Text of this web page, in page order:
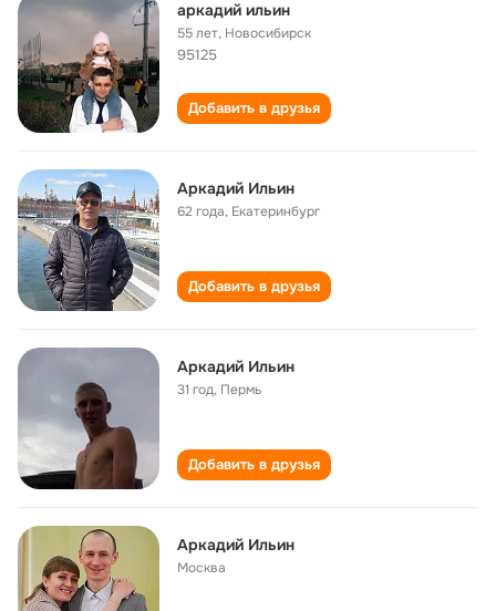
аркадий ильин
55 лет, Новосибирск
95125
Добавить в друзья
Аркадий Ильин
62 года, Екатеринбург
Добавить в друзья
Аркадий Ильин
31 год, Пермь
Добавить в друзья
Аркадий Ильин
Москва